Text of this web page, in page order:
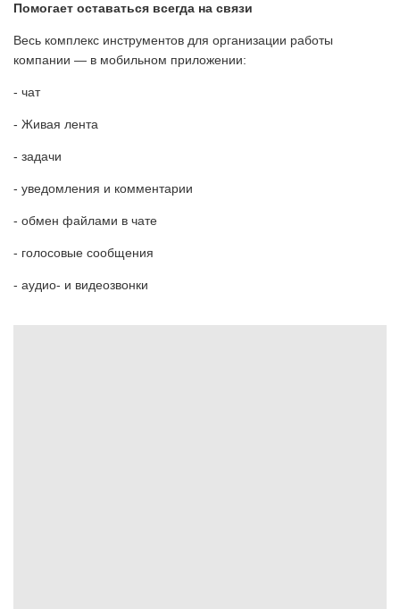
Помогает оставаться всегда на связи
Весь комплекс инструментов для организации работы
компании — в мобильном приложении:
- чат
- Живая лента
- задачи
- уведомления и комментарии
- обмен файлами в чате
- голосовые сообщения
- аудио- и видеозвонки